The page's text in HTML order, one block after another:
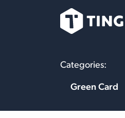
Categories:
Green Card